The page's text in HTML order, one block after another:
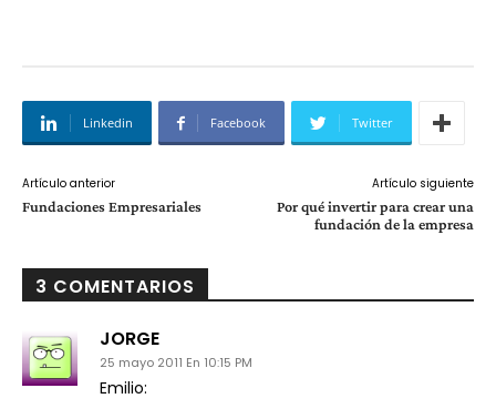
Linkedin Facebook Twitter
Artículo anterior
Fundaciones Empresariales
Artículo siguiente
Por qué invertir para crear una
fundación de la empresa
3 COMENTARIOS
JORGE
25 mayo 2011 En 10:15 PM
Emilio: